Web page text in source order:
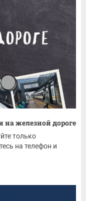
железной дороге
только
на телефон и